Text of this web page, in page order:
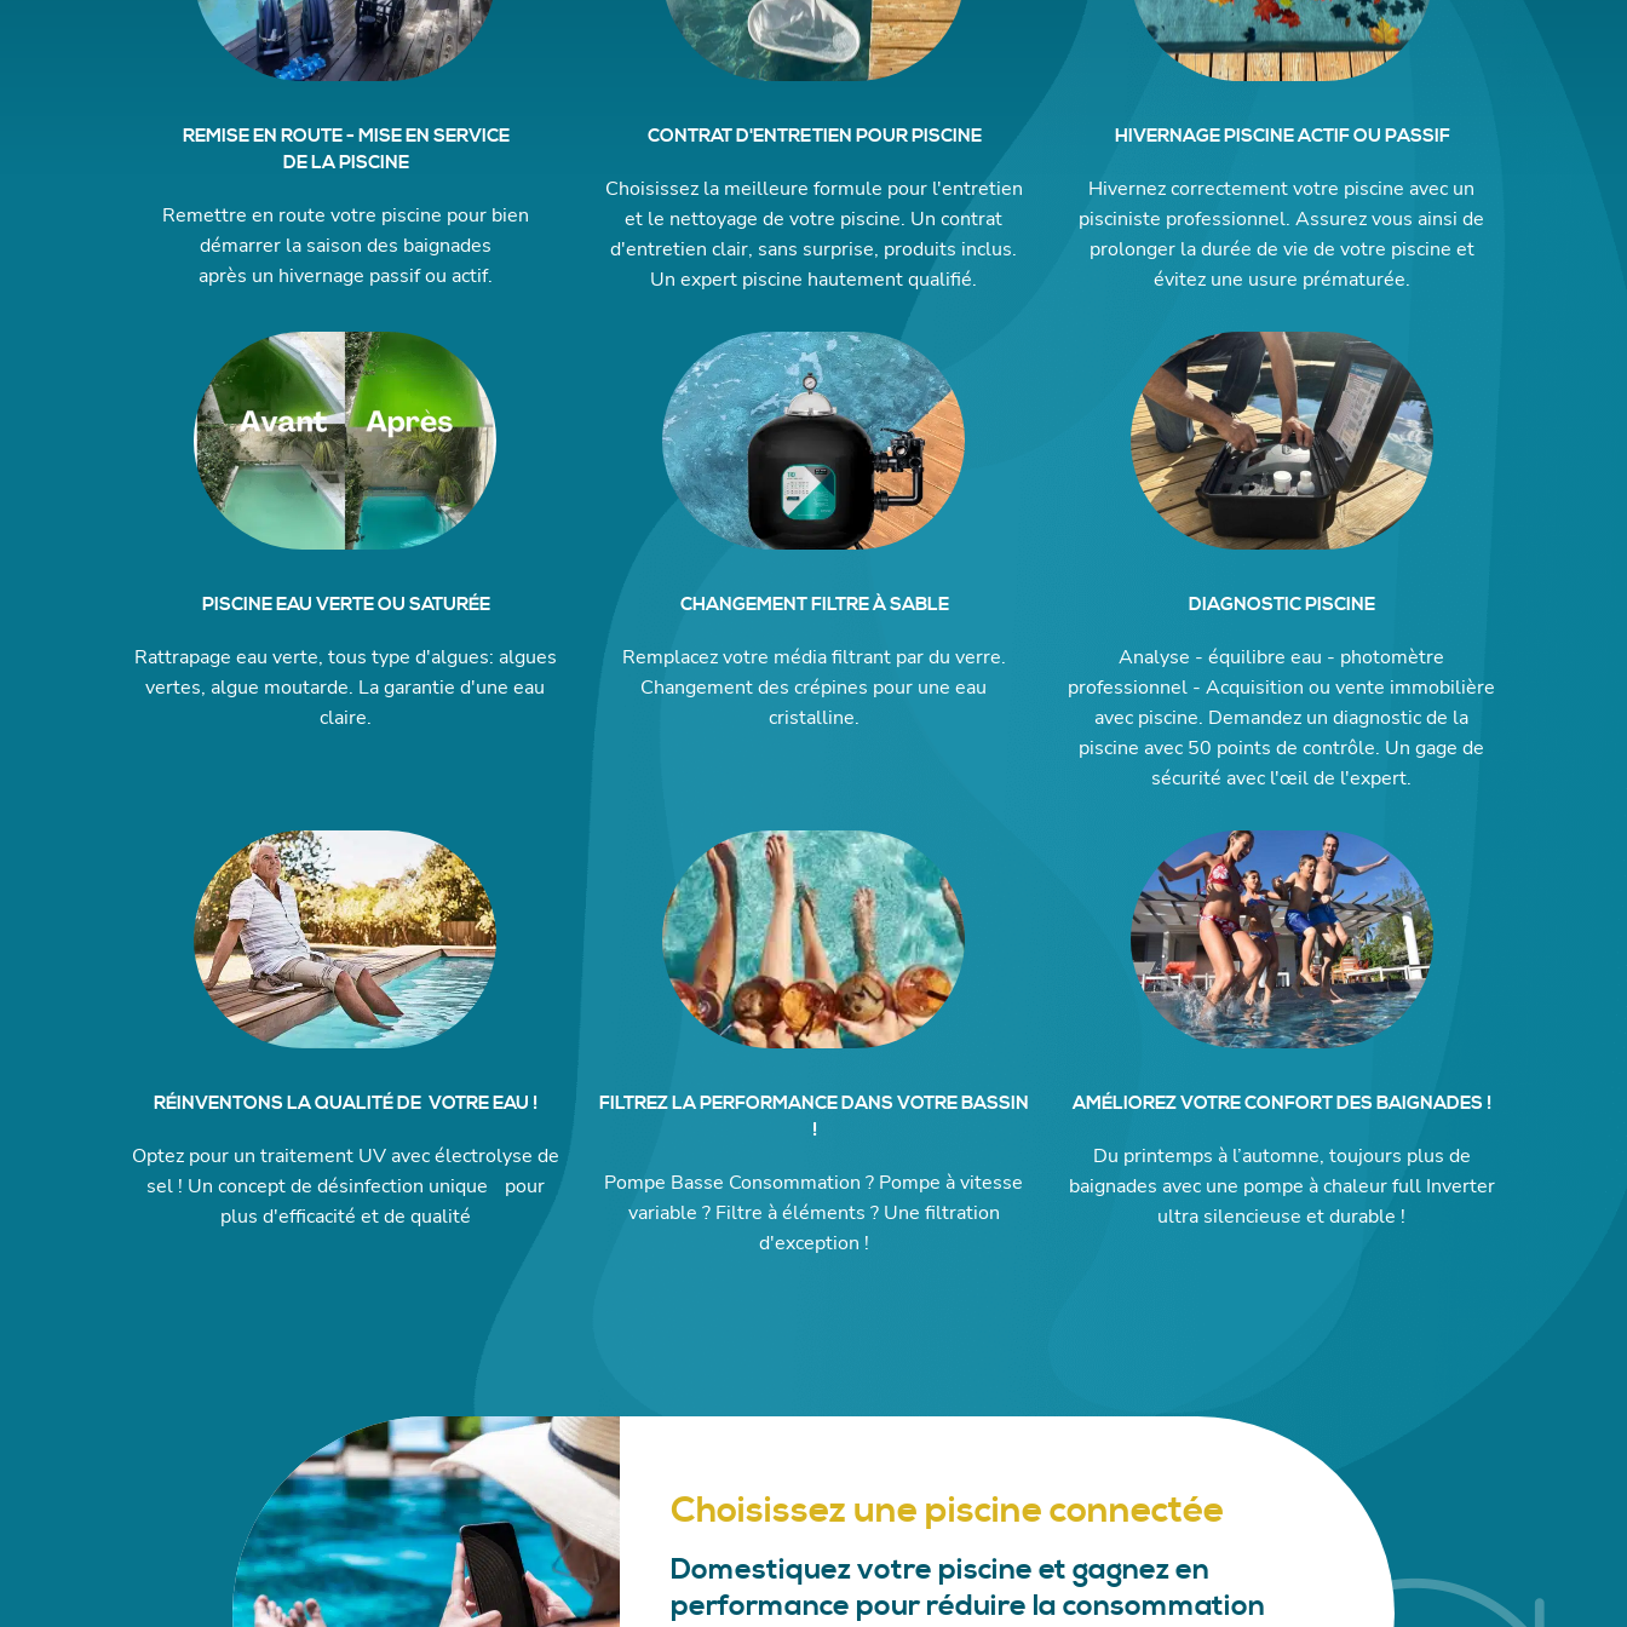
REMISE EN ROUTE - MISE EN SERVICE
DE LA PISCINE
Remettre en route votre piscine pour bien
démarrer la saison des baignades
après un hivernage passif ou actif.
CONTRAT D'ENTRETIEN POUR PISCINE
Choisissez la meilleure formule pour l'entretien
et le nettoyage de votre piscine. Un contrat
d'entretien clair, sans surprise, produits inclus.
Un expert piscine hautement qualifié.
HIVERNAGE PISCINE ACTIF OU PASSIF
Hivernez correctement votre piscine avec un
pisciniste professionnel. Assurez vous ainsi de
prolonger la durée de vie de votre piscine et
évitez une usure prématurée.
PISCINE EAU VERTE OU SATURÉE
Rattrapage eau verte, tous type d'algues: algues
vertes, algue moutarde. La garantie d'une eau
claire.
CHANGEMENT FILTRE À SABLE
Remplacez votre média filtrant par du verre.
Changement des crépines pour une eau
cristalline.
DIAGNOSTIC PISCINE
Analyse - équilibre eau - photomètre
professionnel - Acquisition ou vente immobilière
avec piscine. Demandez un diagnostic de la
piscine avec 50 points de contrôle. Un gage de
sécurité avec l'œil de l'expert.
RÉINVENTONS LA QUALITÉ DE VOTRE EAU !
Optez pour un traitement UV avec électrolyse de
sel ! Un concept de désinfection unique pour
plus d'efficacité et de qualité
FILTREZ LA PERFORMANCE DANS VOTRE BASSIN
!
Pompe Basse Consommation ? Pompe à vitesse
variable ? Filtre à éléments ? Une filtration
d'exception !
AMÉLIOREZ VOTRE CONFORT DES BAIGNADES !
Du printemps à l’automne, toujours plus de
baignades avec une pompe à chaleur full Inverter
ultra silencieuse et durable !
Choisissez une piscine connectée
Domestiquez votre piscine et gagnez en
performance pour réduire la consommation